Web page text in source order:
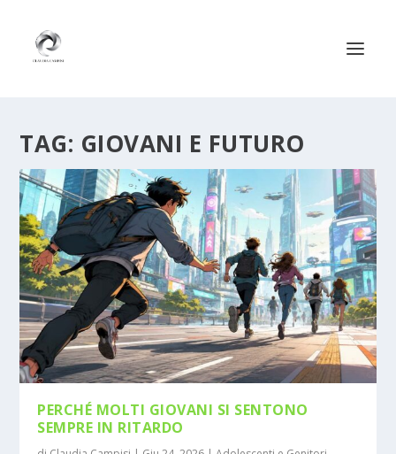
TAG: GIOVANI E FUTURO
PERCHÉ MOLTI GIOVANI SI SENTONO
SEMPRE IN RITARDO